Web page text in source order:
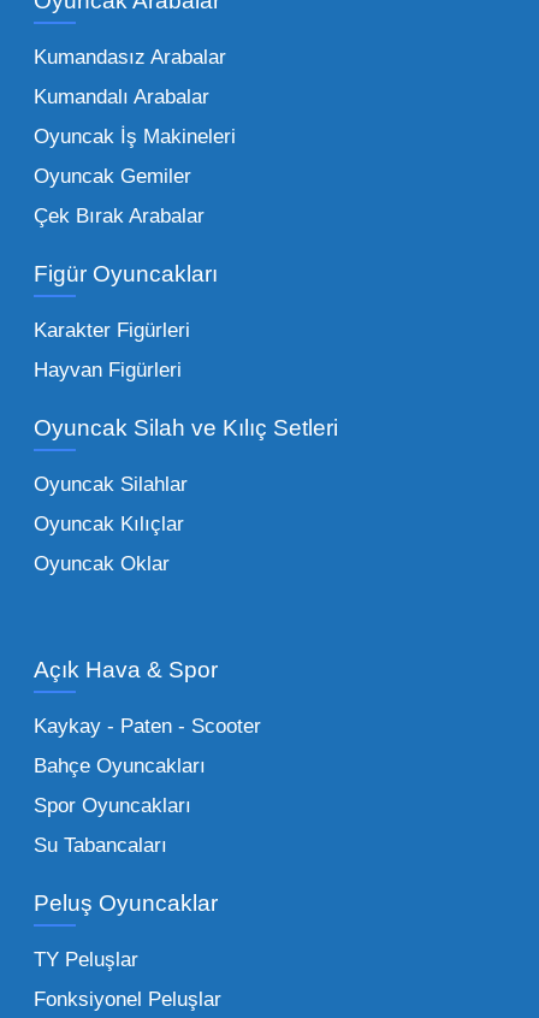
çeşitliliği ile doğru orantılıdır. İşte Mega
Oyuncak bünyesinde öne çıkan ve en çok
tercih edilen kategorilerimiz:
Peluş Oyuncaklar:
vazgeçilmezi olan yumuşak dokulu sevilen
seçeneklerimizi keşfederek koleksiyonunuza
en sevilen karakterleri ekleyebilirsiniz.
Eğitici Setler:
tarafından tercih edilentoptan eğitici
ebeveynlerin son yıllarda en çok satın aldığı
ürün grupları arasında yer almaktadır.
Oyuncak Araçlar:
stok imkanımızla sunulmaktadır.
Küçük Oyuncaklar:
sağlayan toptan küçük oyuncaklar, bakkallar,
Bu kategorideki küçük oyuncaklar toptan
alımlarda çok düşük maliyetlerle yüksek
adetli stok yapmanıza olanak tanır. Özellikle
sürpriz paketler ve figürler, çocukların
harçlıklarıyla kolayca alabildiği ürünlerdir.
Çocuk Oyuncakları Toptan Seçenekleri:
Kumandasız Arabalar
Kumandalı Arabalar
Oyuncak İş Makineleri
Oyuncak Gemiler
Çek Bırak Arabalar
Figür Oyuncakları
Karakter Figürleri
Hayvan Figürleri
Oyuncak Silah ve Kılıç Setleri
Oyuncak Silahlar
Oyuncak Kılıçlar
Oyuncak Oklar
Açık Hava & Spor
Kaykay - Paten - Scooter
Bahçe Oyuncakları
Spor Oyuncakları
Su Tabancaları
Peluş Oyuncaklar
TY Peluşlar
Fonksiyonel Peluşlar